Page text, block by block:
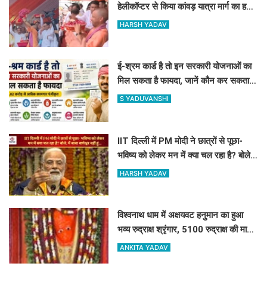
हेलीकॉप्टर से किया कांवड़ यात्रा मार्ग का हवाई
सर्वेक्षण
HARSH YADAV
ई-श्रम कार्ड है तो इन सरकारी योजनाओं का
मिल सकता है फायदा, जानें कौन कर सकता है
रजिस्ट्रेशन
S YADUVANSHI
IIT दिल्ली में PM मोदी ने छात्रों से पूछा-
भविष्य को लेकर मन में क्या चल रहा है? बोले,
मैं बाबा बागेश्वर नहीं हूं...
HARSH YADAV
विश्वनाथ धाम में अक्षयवट हनुमान का हुआ
भव्य रुद्राक्ष श्रृंगार, 5100 रुद्राक्ष की माला
से सजे महावीर
ANKITA YADAV